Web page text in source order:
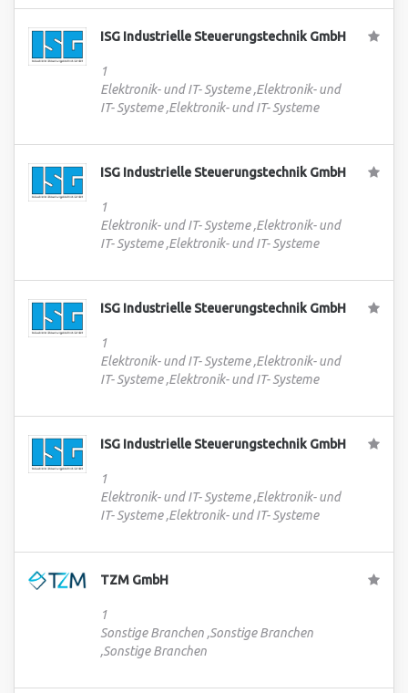
ISG Industrielle Steuerungstechnik GmbH
1
Elektronik- und IT- Systeme ,Elektronik- und
IT- Systeme ,Elektronik- und IT- Systeme
ISG Industrielle Steuerungstechnik GmbH
1
Elektronik- und IT- Systeme ,Elektronik- und
IT- Systeme ,Elektronik- und IT- Systeme
ISG Industrielle Steuerungstechnik GmbH
1
Elektronik- und IT- Systeme ,Elektronik- und
IT- Systeme ,Elektronik- und IT- Systeme
ISG Industrielle Steuerungstechnik GmbH
1
Elektronik- und IT- Systeme ,Elektronik- und
IT- Systeme ,Elektronik- und IT- Systeme
TZM GmbH
1
Sonstige Branchen ,Sonstige Branchen
,Sonstige Branchen